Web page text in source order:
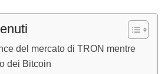
del mercato di TRON mentre
dei Bitcoin